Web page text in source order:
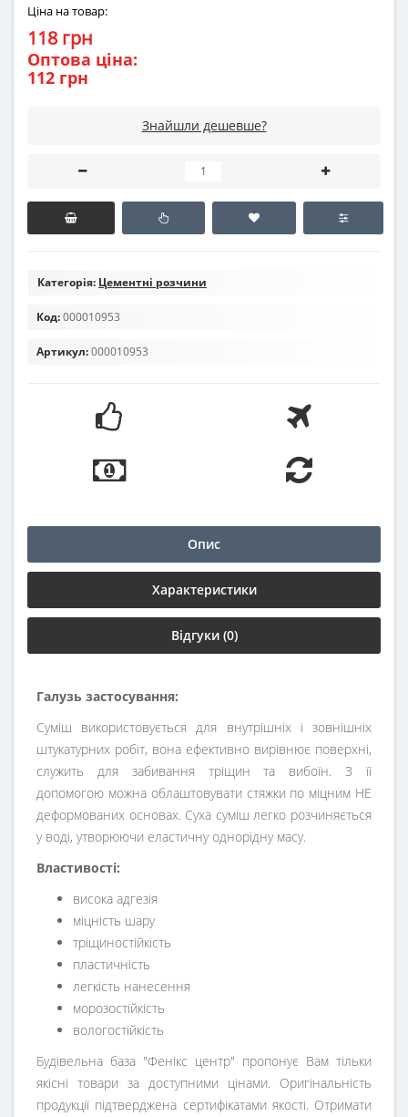
Ціна на товар:
118 грн
Оптова ціна:
112 грн
Знайшли дешевше?
Категорія: Цементні розчини
Код:000010953
Артикул:000010953
Опис
Характеристики
Відгуки (0)
Галузь застосування:
Суміш використовується для внутрішніх і зовнішніх
штукатурних робіт, вона ефективно вирівнює поверхні,
служить для забивання тріщин та вибоїн. З її
допомогою можна облаштовувати стяжки по міцним НЕ
деформованих основах. Суха суміш легко розчиняється
у воді, утворюючи еластичну однорідну масу.
Властивості:
висока адгезія
міцність шару
тріщиностійкість
пластичність
легкість нанесення
морозостійкість
вологостійкість
Будівельна база "Фенікс центр" пропонує Вам тільки
якісні товари за доступними цінами. Оригінальність
продукції підтверджена сертифікатами якості. Отримати